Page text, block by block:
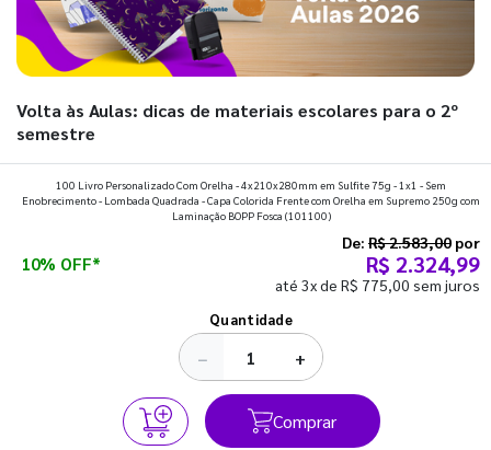
Volta às Aulas: dicas de materiais escolares para o 2º
semestre
Prepare a mochila, organize a rotina e descubra os materiais
que fazem toda diferença para começar o segundo
100 Livro Personalizado Com Orelha - 4x210x280mm em Sulfite 75g - 1x1 - Sem
Enobrecimento - Lombada Quadrada - Capa Colorida Frente com Orelha em Supremo 250g com
Laminação BOPP Fosca (101100)
10% OFF*
De: R$ 2.583,00 por
R$ 2.324,99
até 3x de R$ 775,00 sem juros
Quantidade
− +
Comprar